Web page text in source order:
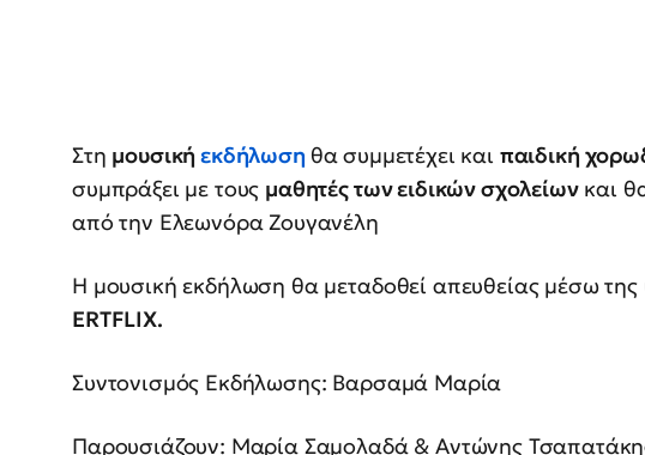
Στη μουσικήεκδήλωση θα συμμετέχει και παιδική
συμπράξει με τους μαθητές των ειδικών σχολείωνκαι
από την Ελεωνόρα Ζουγανέλη
Η μουσική εκδήλωση θα μεταδοθεί απευθείας μέσω
ERTFLIX.
Συντονισμός Εκδήλωσης: Βαρσαμά Μαρία
Παρουσιάζουν: Μαρία Σαμολαδά & Αντώνης